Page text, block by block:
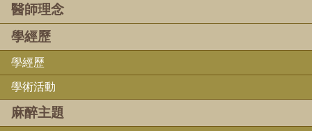
醫師理念
學經歷
學經歷
學術活動
麻醉主題